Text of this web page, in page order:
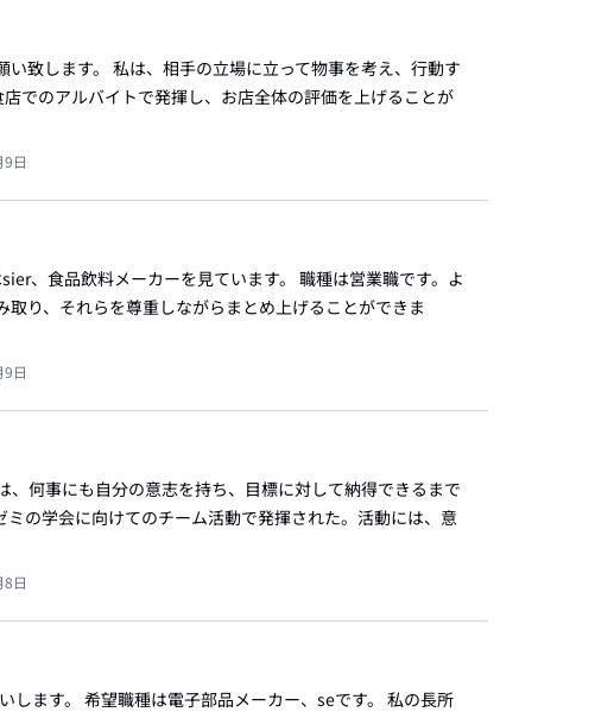
致します。 私は、相手の立場に立って物事を考え、行動す
でのアルバイトで発揮し、お店全体の評価を上げることが
日
、食品飲料メーカーを見ています。 職種は営業職です。よ
り、それらを尊重しながらまとめ上げることができま
日
何事にも自分の意志を持ち、目標に対して納得できるまで
の学会に向けてのチーム活動で発揮された。活動には、意
日
します。 希望職種は電子部品メーカー、seです。 私の長所